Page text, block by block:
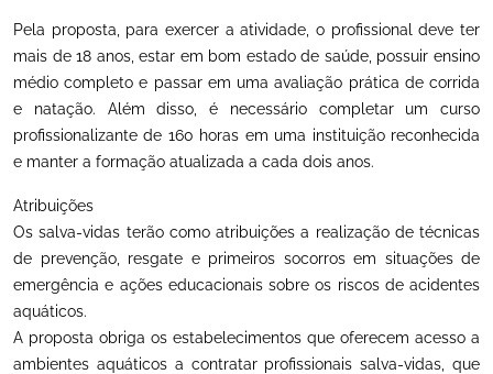
Pela proposta, para exercer a atividade, o profissional deve ter
mais de 18 anos, estar em bom estado de saúde, possuir ensino
médio completo e passar em uma avaliação prática de corrida
e natação. Além disso, é necessário completar um curso
profissionalizante de 160 horas em uma instituição reconhecida
e manter a formação atualizada a cada dois anos.
Atribuições
Os salva-vidas terão como atribuições a realização de técnicas
de prevenção, resgate e primeiros socorros em situações de
emergência e ações educacionais sobre os riscos de acidentes
aquáticos.
A proposta obriga os estabelecimentos que oferecem acesso a
ambientes aquáticos a contratar profissionais salva-vidas, que